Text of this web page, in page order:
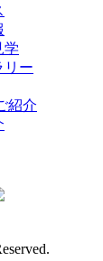
学
リー
紹介